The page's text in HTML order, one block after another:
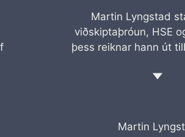
Martin Lyngstad
viðskiptaþróun, HSE
þess reiknar hann út
Martin